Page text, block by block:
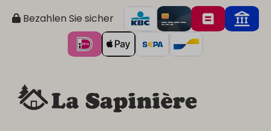
Bezahlen Sie sicher